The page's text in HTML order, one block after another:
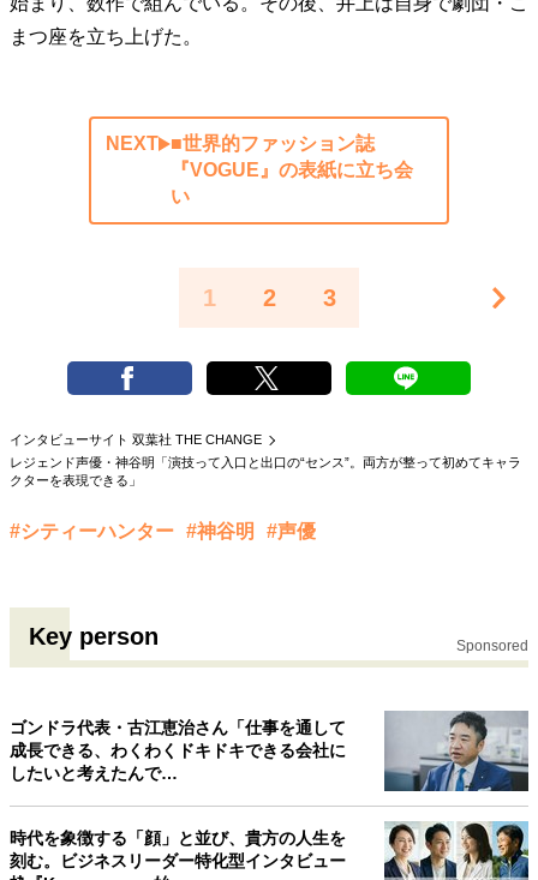
まつ座を立ち上げた。
NEXT
■世界的ファッション誌
『VOGUE』の表紙に立ち会
い
1 2 3
インタビューサイト 双葉社 THE CHANGE
レジェンド声優・神谷明「演技って入口と出口の“センス”。両方が整って初めてキャラ
クターを表現できる」
#シティーハンター #神谷明 #声優
Key person Sponsored
ゴンドラ代表・古江恵治さん「仕事を通して
成長できる、わくわくドキドキできる会社に
したいと考えたんで…
時代を象徴する「顔」と並び、貴方の人生を
刻む。ビジネスリーダー特化型インタビュー